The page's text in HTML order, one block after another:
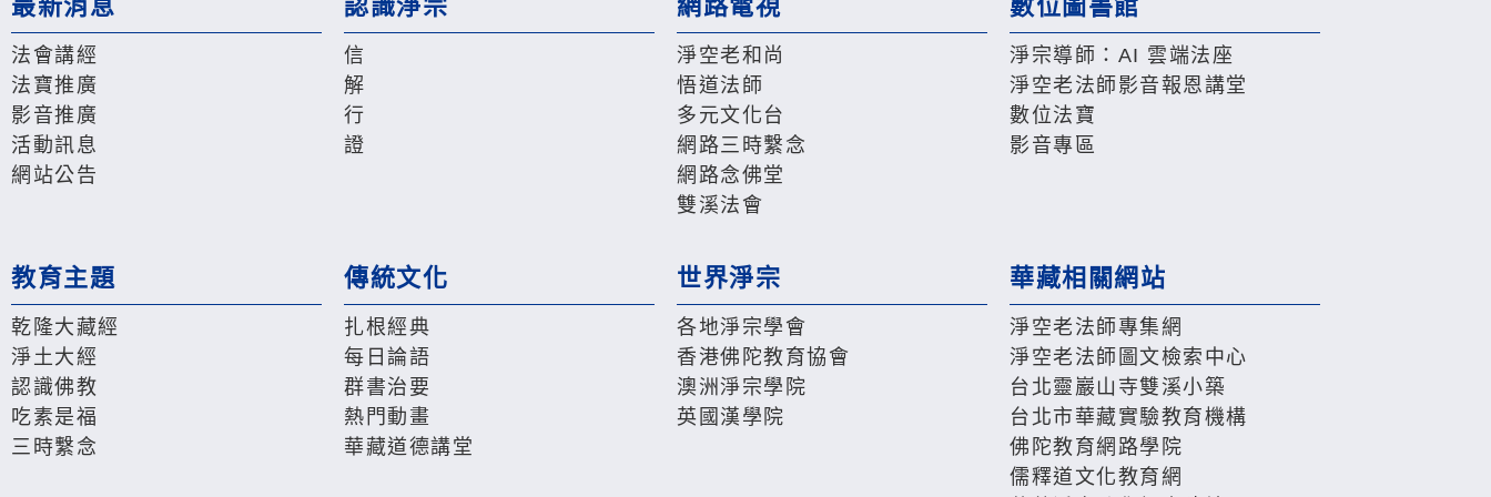
最新消息
法會講經
法寶推廣
影音推廣
活動訊息
網站公告
認識淨宗
信
解
行
證
網路電視
淨空老和尚
悟道法師
多元文化台
網路三時繫念
網路念佛堂
雙溪法會
數位圖書館
淨宗導師：AI 雲端法座
淨空老法師影音報恩講堂
數位法寶
影音專區
教育主題
乾隆大藏經
淨土大經
認識佛教
吃素是福
三時繫念
傳統文化
扎根經典
每日論語
群書治要
熱門動畫
華藏道德講堂
世界淨宗
各地淨宗學會
香港佛陀教育協會
澳洲淨宗學院
英國漢學院
華藏相關網站
淨空老法師專集網
淨空老法師圖文檢索中心
台北靈巖山寺雙溪小築
台北市華藏實驗教育機構
佛陀教育網路學院
儒釋道文化教育網